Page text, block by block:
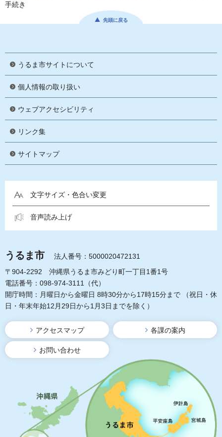
手続き
先頭に戻る
うるま市サイトについて
個人情報の取り扱い
ウェブアクセシビリティ
リンク集
サイトマップ
文字サイズ・色合い変更
音声読み上げ
うるま市
法人番号：5000020472131
〒904-2292 沖縄県うるま市みどり町一丁目1番1号
電話番号：098-974-3111（代）
開庁時間：月曜日から金曜日 8時30分から17時15分まで
（祝日・休
日・年末年始12月29日から1月3日までを除く）
アクセスマップ 各課の案内
お問い合わせ